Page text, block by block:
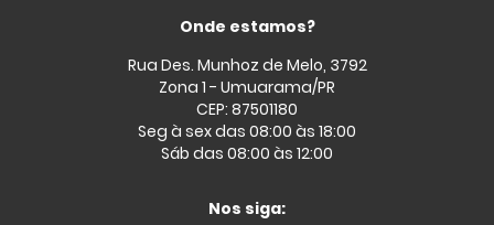
Onde estamos?
Rua Des. Munhoz de Melo, 3792
Zona 1 - Umuarama/PR
CEP: 87501180
Seg à sex das 08:00 às 18:00
Sáb das 08:00 às 12:00
Nos siga: